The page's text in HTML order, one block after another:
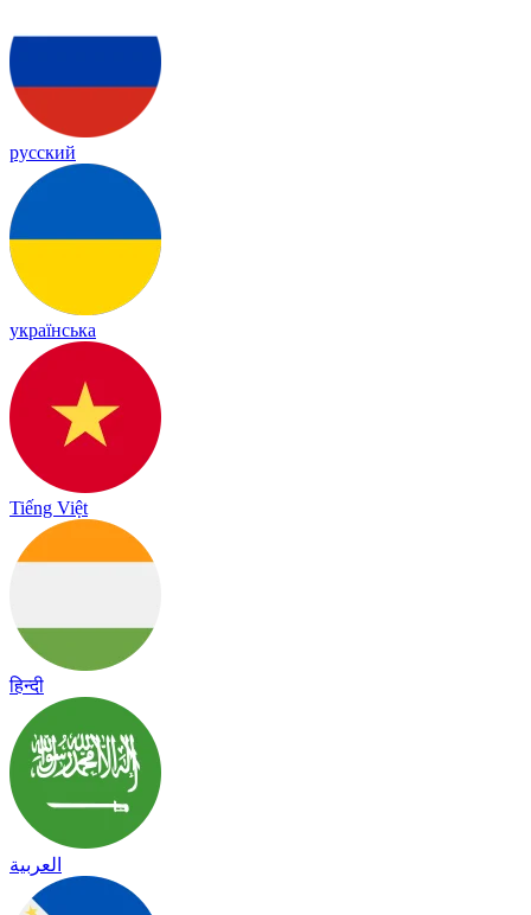
русский
українська
Tiếng Việt
हिन्दी
العربية